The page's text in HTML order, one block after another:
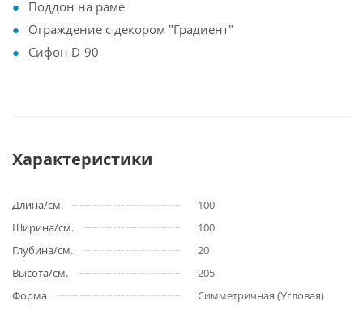
Поддон на раме
Ограждение с декором "Градиент"
Сифон D-90
Характеристики
Длина/см.
100
Ширина/см.
100
Глубина/см.
20
Высота/см.
205
Форма
Симметричная (Угловая)